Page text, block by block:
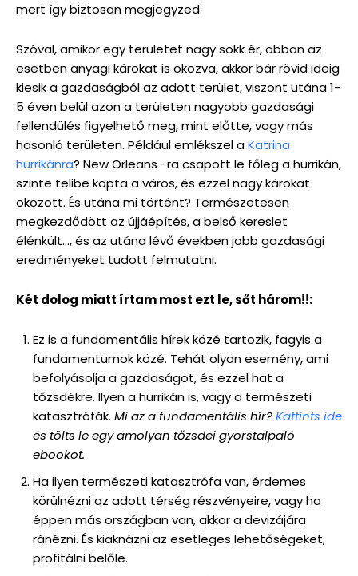
mert így biztosan megjegyzed.
Szóval, amikor egy területet nagy sokk ér, abban az
esetben anyagi károkat is okozva, akkor bár rövid ideig
kiesik a gazdaságból az adott terület, viszont utána 1-
5 éven belül azon a területen nagyobb gazdasági
fellendülés figyelhető meg, mint előtte, vagy más
hasonló területen. Például emlékszel aKatrina
hurrikánra? New Orleans -ra csapott le főleg a hurrikán,
szinte telibe kapta a város, és ezzel nagy károkat
okozott. És utána mi történt? Természetesen
megkezdődött az újjáépítés, a belső kereslet
élénkült…, és az utána lévő években jobb gazdasági
eredményeket tudott felmutatni.
Két dolog miatt írtam most ezt le, sőt három!!:
Ez is a fundamentális hírek közé tartozik, fagyis a
fundamentumok közé. Tehát olyan esemény, ami
befolyásolja a gazdaságot, és ezzel hat a
tőzsdékre. Ilyen a hurrikán is, vagy a természeti
katasztrófák. Mi az a fundamentális hír?Kattints ide
és tölts le egy amolyan tőzsdei gyorstalpaló
ebookot.
Ha ilyen természeti katasztrófa van, érdemes
körülnézni az adott térség részvényeire, vagy ha
éppen más országban van, akkor a devizájára
ránézni. És kiaknázni az esetleges lehetőségeket,
profitálni belőle.